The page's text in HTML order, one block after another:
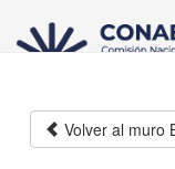
contenido
Volver al muro